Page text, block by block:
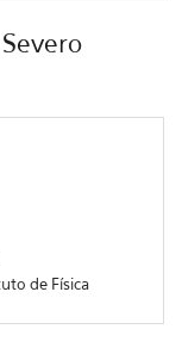
de Física